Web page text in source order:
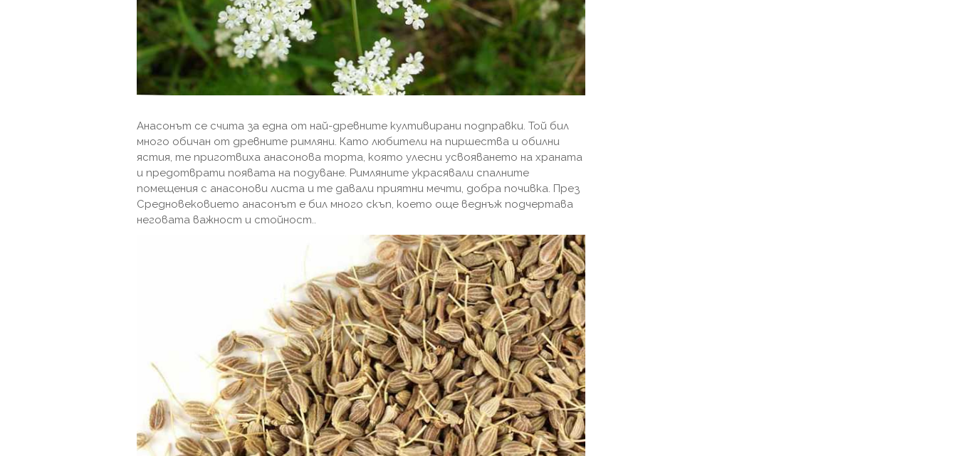
Анасонът се счита за една от най-древните култивирани подправки. Той бил
много обичан от древните римляни. Като любители на пиршества и обилни
ястия, те приготвиха анасонова торта, която улесни усвояването на храната
и предотврати появата на подуване. Римляните украсявали спалните
помещения с анасонови листа и те давали приятни мечти, добра почивка. През
Средновековието анасонът е бил много скъп, което още веднъж подчертава
неговата важност и стойност..